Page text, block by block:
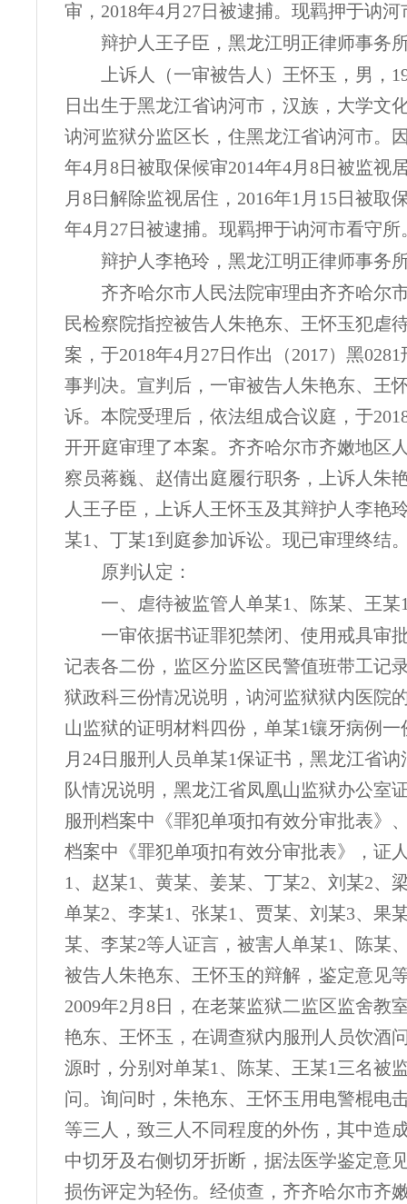
审，2018年4月27日被逮捕。现羁押于讷
辩护人王子臣，黑龙江明正律师事务
上诉人（一审被告人）王怀玉，男，
日出生于黑龙江省讷河市，汉族，大学文
讷河监狱分监区长，住黑龙江省讷河市。
年4月8日被取保候审2014年4月8日被监视
月8日解除监视居住，2016年1月15日被取
年4月27日被逮捕。现羁押于讷河市看守所
辩护人李艳玲，黑龙江明正律师事务
齐齐哈尔市人民法院审理由齐齐哈尔
民检察院指控被告人朱艳东、王怀玉犯虐
案，于2018年4月27日作出（2017）黑
事判决。宣判后，一审被告人朱艳东、王
诉。本院受理后，依法组成合议庭，于
开开庭审理了本案。齐齐哈尔市齐嫩地区
察员蒋巍、赵倩出庭履行职务，上诉人朱
人王子臣，上诉人王怀玉及其辩护人李艳
某1、丁某1到庭参加诉讼。现已审理终结
原判认定：
一、虐待被监管人单某1、陈某、王某
一审依据书证罪犯禁闭、使用戒具审
记表各二份，监区分监区民警值班带工记
狱政科三份情况说明，讷河监狱狱内医院
山监狱的证明材料四份，单某1镶牙病例一
月24日服刑人员单某1保证书，黑龙江省
队情况说明，黑龙江省凤凰山监狱办公室
服刑档案中《罪犯单项扣有效分审批表》
档案中《罪犯单项扣有效分审批表》，证
1、赵某1、黄某、姜某、丁某2、刘某2、
单某2、李某1、张某1、贾某、刘某3、果
某、李某2等人证言，被害人单某1、陈某
被告人朱艳东、王怀玉的辩解，鉴定意见
2009年2月8日，在老莱监狱二监区监舍教
艳东、王怀玉，在调查狱内服刑人员饮酒
源时，分别对单某1、陈某、王某1三名被
问。询问时，朱艳东、王怀玉用电警棍电
等三人，致三人不同程度的外伤，其中造
中切牙及右侧切牙折断，据法医学鉴定意
损伤评定为轻伤。经侦查，齐齐哈尔市齐